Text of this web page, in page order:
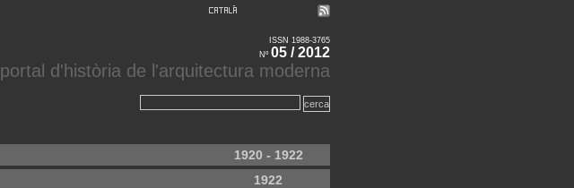
ISSN 1988-3765
Nº 05 / 2012
portal d'història de l'arquitectura moderna
1920 - 1922
1922